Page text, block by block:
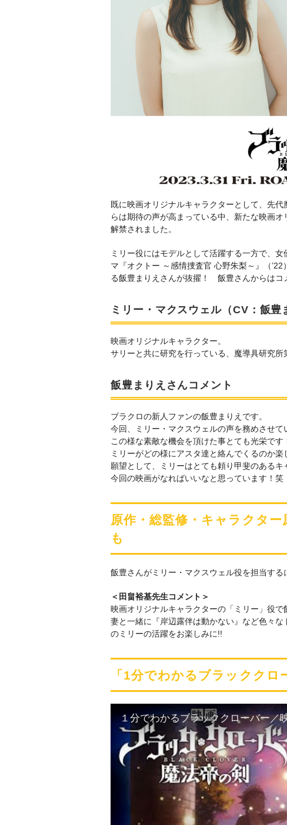
既に映画オリジナルキャラクターとして、先
らは期待の声が高まっている中、新たな映画
解禁されました。
ミリー役にはモデルとして活躍する一方で、
マ『オクトー ～感情捜査官 心野朱梨～』（
る飯豊まりえさんが抜擢！ 飯豊さんからはコ
ミリー・マクスウェル（CV：飯豊
映画オリジナルキャラクター。
サリーと共に研究を行っている、魔導具研究所
飯豊まりえさんコメント
ブラクロの新人ファンの飯豊まりえです。
今回、ミリー・マクスウェルの声を務めさせて
この様な素敵な機会を頂けた事とても光栄です
ミリーがどの様にアスタ達と絡んでくるのか
願望として、ミリーはとても頼り甲斐のあるキ
今回の映画がなればいいなと思っています！笑
原作・総監修・キャラクタ
も
飯豊さんがミリー・マクスウェル役を担当す
＜田畠裕基先生コメント＞
映画オリジナルキャラクターの「ミリー」役
妻と一緒に『岸辺露伴は動かない』など色々
のミリーの活躍をお楽しみに!!
「1分でわかるブラッククロ